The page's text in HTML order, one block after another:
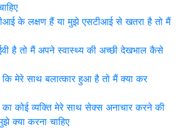
के लक्षण हैं या मुझे एसटीआई से खतरा है तो मैं
है तो मैं अपने स्वास्थ्य की अच्छी देखभाल कैसे
मेरे साथ बलात्कार हुआ है तो मैं क्या कर
का कोई व्यक्ति मेरे साथ सेक्स अनाचार करने की
क्या करना चाहिए